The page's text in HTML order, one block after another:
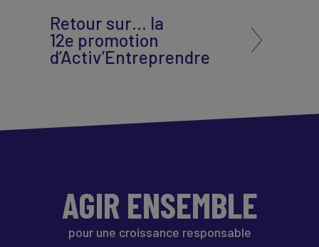
Retour sur… la
12e promotion
d’Activ’Entreprendre
AGIR ENSEMBLE
pour une croissance responsable